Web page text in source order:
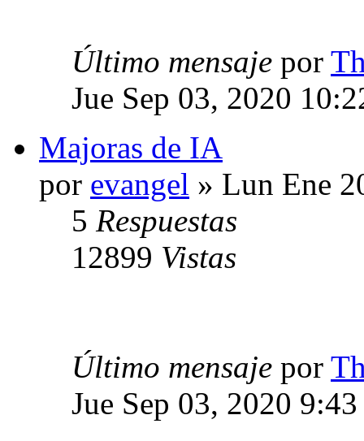
Último mensaje por
Jue Sep 03, 2020
Majoras de IA
por evangel » Lun Ene
5 Respuestas
12899 Vistas
Último mensaje por
Jue Sep 03, 2020 9:43